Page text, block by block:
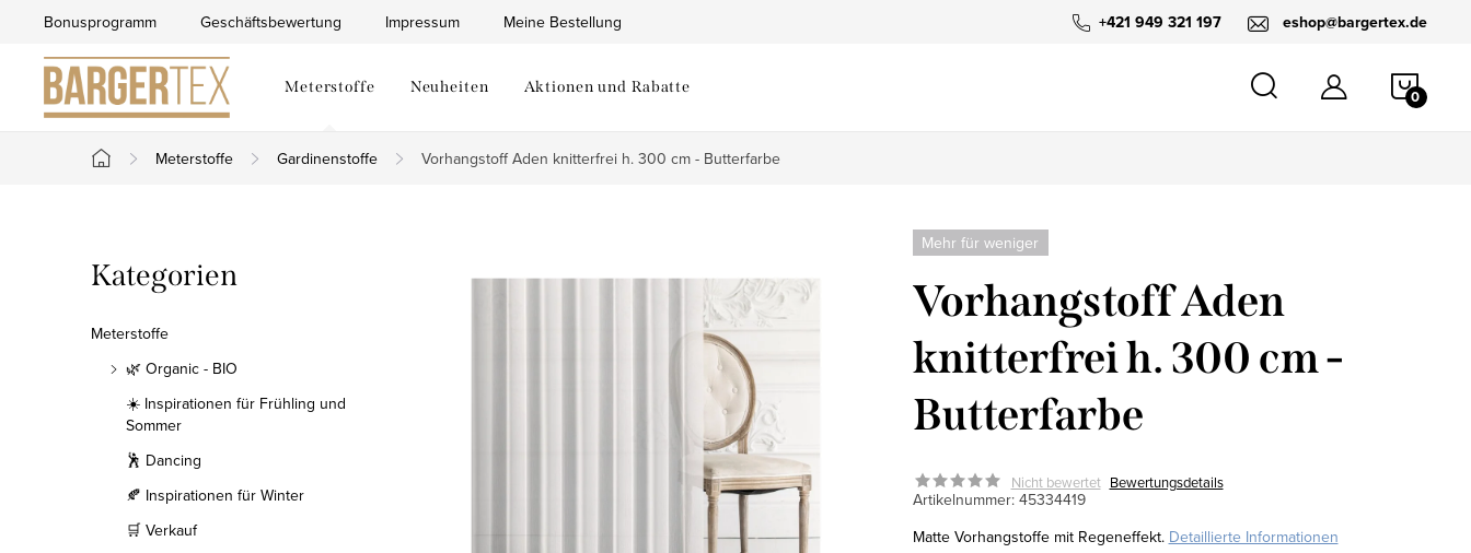
springen
+421 949 321 197 eshop@bargertex.de
Bonusprogramm Geschäftsbewertung Impressum Meine Bestellung
Meterstoffe Neuheiten Aktionen und Rabatte
Startseite
Meterstoffe Gardinenstoffe Vorhangstoff Aden knitterfrei h. 300 cm - Butterfarbe
e
i
Kategorien
überspringen
Kategorien
Meterstoffe
🌿 Organic - BIO
☀️ Inspirationen für Frühling und
Sommer
🕺 Dancing
🍂 Inspirationen für Winter
🛒 Verkauf
Mehr für weniger
Vorhangstoff Aden
knitterfrei h. 300 cm -
Butterfarbe
Nicht bewertet Bewertungsdetails
Artikelnummer: 45334419
Matte Vorhangstoffe mit Regeneffekt. Detaillierte Informationen